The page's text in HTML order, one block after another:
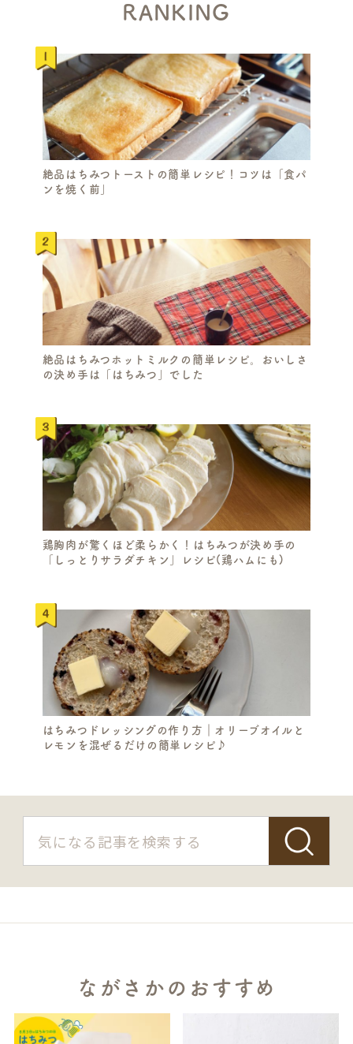
RANKING
絶品はちみつトーストの簡単レシピ！コツは「食パ
ンを焼く前」
絶品はちみつホットミルクの簡単レシピ。おいしさ
の決め手は「はちみつ」でした
鶏胸肉が驚くほど柔らかく！はちみつが決め手の
「しっとりサラダチキン」レシピ(鶏ハムにも)
はちみつドレッシングの作り方｜オリーブオイルと
レモンを混ぜるだけの簡単レシピ♪
ながさかのおすすめ